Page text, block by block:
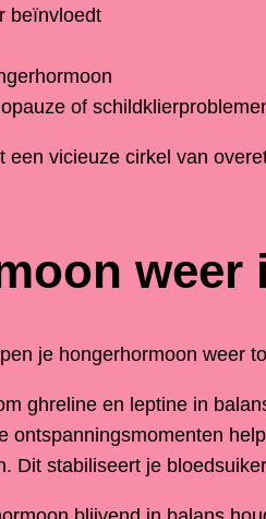
beïnvloedt
of
vicieuze cirkel van
weer
je hongerhormoon weer
ghreline en leptine in
ontspanningsmomenten
Dit stabiliseert je